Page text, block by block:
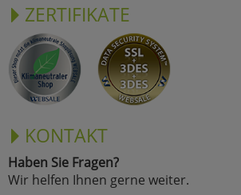
ZERTIFIKATE
KONTAKT
Haben Sie Fragen?
Wir helfen Ihnen gerne weiter.